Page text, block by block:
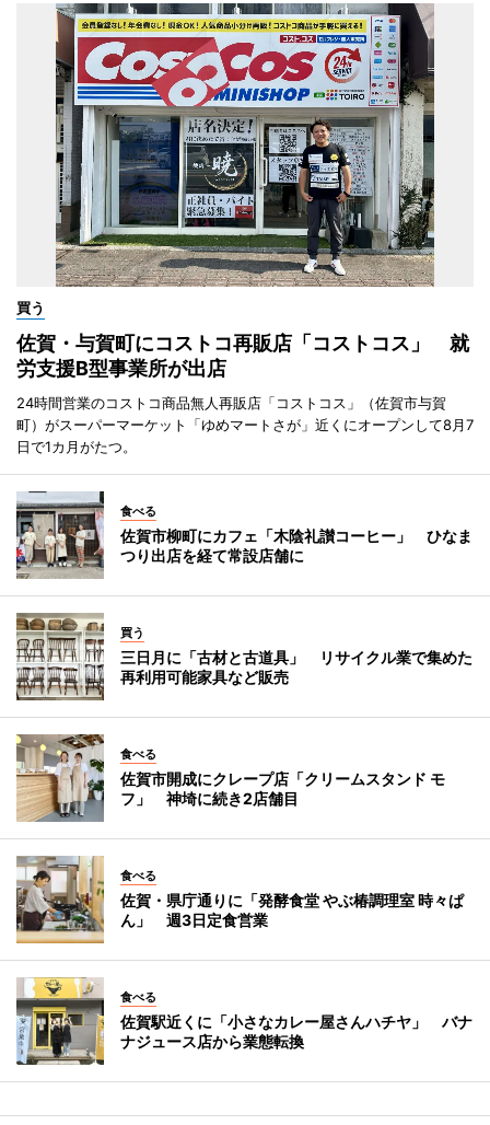
買う
佐賀・与賀町にコストコ再販店「コストコス」 就
労支援B型事業所が出店
24時間営業のコストコ商品無人再販店「コストコス」（佐賀市与賀
町）がスーパーマーケット「ゆめマートさが」近くにオープンして8月7
日で1カ月がたつ。
食べる
佐賀市柳町にカフェ「木陰礼讃コーヒー」 ひなま
つり出店を経て常設店舗に
買う
三日月に「古材と古道具」 リサイクル業で集めた
再利用可能家具など販売
食べる
佐賀市開成にクレープ店「クリームスタンド モ
フ」 神埼に続き2店舗目
食べる
佐賀・県庁通りに「発酵食堂 やぶ椿調理室 時々ぱ
ん」 週3日定食営業
食べる
佐賀駅近くに「小さなカレー屋さんハチヤ」 バナ
ナジュース店から業態転換